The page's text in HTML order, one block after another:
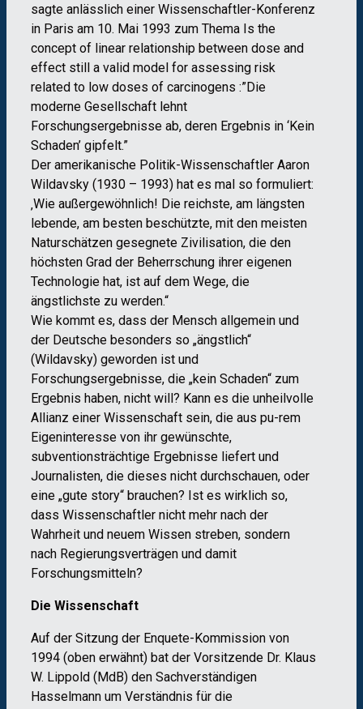
sagte anlässlich einer Wissenschaftler-Konferenz
in Paris am 10. Mai 1993 zum Thema Is the
concept of linear relationship between dose and
effect still a valid model for assessing risk
related to low doses of carcinogens :”Die
moderne Gesellschaft lehnt
Forschungsergebnisse ab, deren Ergebnis in ‘Kein
Schaden’ gipfelt.”
Der amerikanische Politik-Wissenschaftler Aaron
Wildavsky (1930 – 1993) hat es mal so formuliert:
‚Wie außergewöhnlich! Die reichste, am längsten
lebende, am besten beschützte, mit den meisten
Naturschätzen gesegnete Zivilisation, die den
höchsten Grad der Beherrschung ihrer eigenen
Technologie hat, ist auf dem Wege, die
ängstlichste zu werden.“
Wie kommt es, dass der Mensch allgemein und
der Deutsche besonders so „ängstlich“
(Wildavsky) geworden ist und
Forschungsergebnisse, die „kein Schaden“ zum
Ergebnis haben, nicht will? Kann es die unheilvolle
Allianz einer Wissenschaft sein, die aus pu-rem
Eigeninteresse von ihr gewünschte,
subventionsträchtige Ergebnisse liefert und
Journalisten, die dieses nicht durchschauen, oder
eine „gute story“ brauchen? Ist es wirklich so,
dass Wissenschaftler nicht mehr nach der
Wahrheit und neuem Wissen streben, sondern
nach Regierungsverträgen und damit
Forschungsmitteln?
Die Wissenschaft
Auf der Sitzung der Enquete-Kommission von
1994 (oben erwähnt) bat der Vorsitzende Dr. Klaus
W. Lippold (MdB) den Sachverständigen
Hasselmann um Verständnis für die